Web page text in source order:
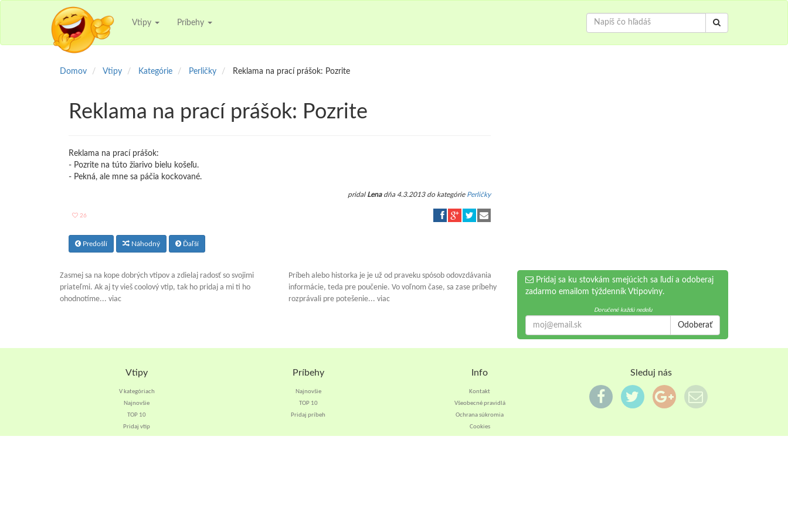
Vtipy Príbehy
Domov Vtipy Kategórie Perličky Reklama na prací prášok: Pozrite
Reklama na prací prášok: Pozrite
Reklama na prací prášok:
- Pozrite na túto žiarivo bielu košeľu.
- Pekná, ale mne sa páčia kockované.
pridal Lenadňa 4.3.2013 do kategórie Perličky
26
Predošlí Náhodný Ďaľší
Zasmej sa na kope dobrých vtipov a zdielaj radosť so svojimi
priateľmi. Ak aj ty vieš coolový vtip, tak ho pridaj a mi ti ho
ohodnotíme... viac
Príbeh alebo historka je je už od praveku spósob odovzdávania
informácie, teda pre poučenie. Vo voľnom čase, sa zase príbehy
rozprávali pre potešenie... viac
Pridaj sa ku stovkám smejúcich sa ľudí a odoberaj
zadarmo emailom týždenník Vtipoviny.
Doručené každú nedeľu
Odoberať
Vtipy
V kategóriach
Najnovšie
TOP 10
Pridaj vtip
Príbehy
Najnovšie
TOP 10
Pridaj príbeh
Info
Kontakt
Všeobecné pravidlá
Ochrana súkromia
Cookies
Sleduj nás